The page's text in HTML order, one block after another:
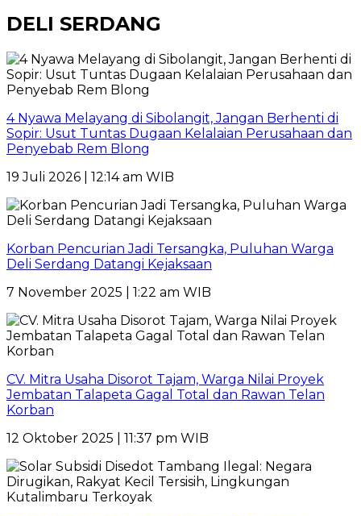
DELI SERDANG
4 Nyawa Melayang di Sibolangit, Jangan Berhenti di
Sopir: Usut Tuntas Dugaan Kelalaian Perusahaan dan
Penyebab Rem Blong
19 Juli 2026 | 12:14 am WIB
Korban Pencurian Jadi Tersangka, Puluhan Warga
Deli Serdang Datangi Kejaksaan
7 November 2025 | 1:22 am WIB
CV. Mitra Usaha Disorot Tajam, Warga Nilai Proyek
Jembatan Talapeta Gagal Total dan Rawan Telan
Korban
12 Oktober 2025 | 11:37 pm WIB